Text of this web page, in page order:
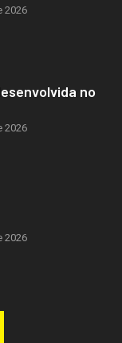
2026
no
2026
2026